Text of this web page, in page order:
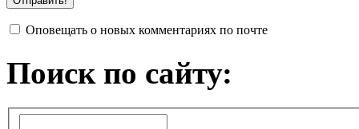
Оповещать о новых комментариях по почте
Поиск по сайту: